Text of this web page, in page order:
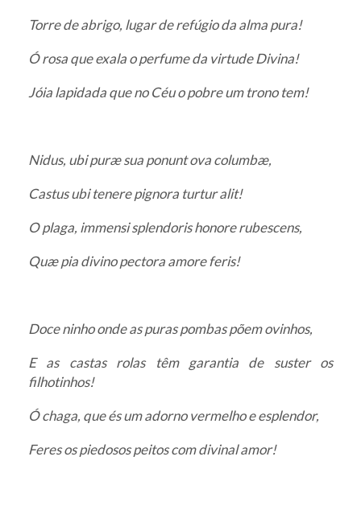
Torre de abrigo, lugar de refúgio da alma pura!
Ó rosa que exala o perfume da virtude Divina!
Jóia lapidada que no Céu o pobre um trono tem!
Nidus, ubi puræ sua ponunt ova columbæ,
Castus ubi tenere pignora turtur alit!
O plaga, immensi splendoris honore rubescens,
Quæ pia divino pectora amore feris!
Doce ninho onde as puras pombas põem ovinhos,
E as castas rolas têm garantia de suster os
filhotinhos!
Ó chaga, que és um adorno vermelho e esplendor,
Feres os piedosos peitos com divinal amor!